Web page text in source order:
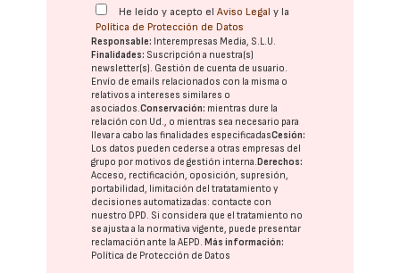
He leído y acepto elAviso Legal y la
Política de Protección de Datos
Responsable: Interempresas Media, S.L.U.
Finalidades: Suscripción a nuestra(s)
newsletter(s). Gestión de cuenta de usuario.
Envío de emails relacionados con la misma o
relativos a intereses similares o
asociados.Conservación: mientras dure la
relación con Ud., o mientras sea necesario para
llevar a cabo las finalidades especificadasCesión:
Los datos pueden cederse a otras empresas del
grupo por motivos de gestión interna.Derechos:
Acceso, rectificación, oposición, supresión,
portabilidad, limitación del tratatamiento y
decisiones automatizadas: contacte con
nuestro DPD . Si considera que el tratamiento no
se ajusta a la normativa vigente, puede presentar
reclamación ante laAEPD .Más información:
Política de Protección de Datos